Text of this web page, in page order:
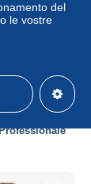
del
le vostre